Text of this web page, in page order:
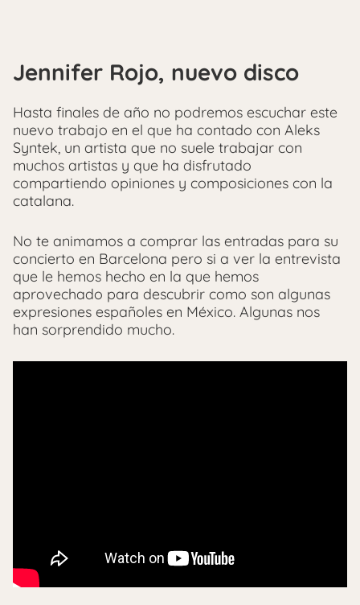
Jennifer Rojo, nuevo disco
Hasta finales de año no podremos escuchar este
nuevo trabajo en el que ha contado con Aleks
Syntek, un artista que no suele trabajar con
muchos artistas y que ha disfrutado
compartiendo opiniones y composiciones con la
catalana.
No te animamos a comprar las entradas para su
concierto en Barcelona pero si a ver la entrevista
que le hemos hecho en la que hemos
aprovechado para descubrir como son algunas
expresiones españoles en México. Algunas nos
han sorprendido mucho.